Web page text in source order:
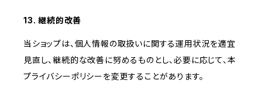
13. 継続的改善
当ショップは、個人情報の取扱いに関する運用状況を適宜
見直し、継続的な改善に努めるものとし、必要に応じて、本
プライバシーポリシーを変更することがあります。